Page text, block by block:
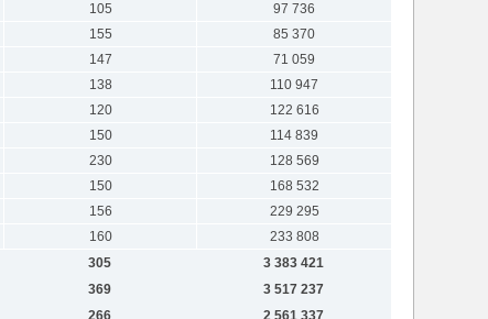
105
97 736
155
85 370
147
71 059
138
110 947
120
122 616
150
114 839
230
128 569
150
168 532
156
229 295
160
233 808
305
3 383 421
369
3 517 237
266 2 561 337